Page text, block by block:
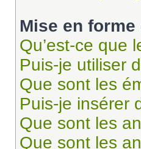
Mise en
Qu’est-ce que
Puis-je utiliser
Que sont les
Puis-je insérer
Que sont les
Que sont les